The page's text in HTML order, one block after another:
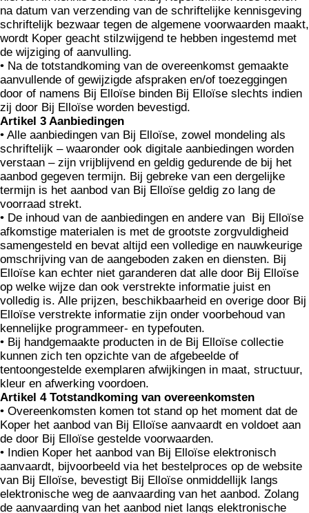
na datum van verzending van de schriftelijke kennisgeving
schriftelijk bezwaar tegen de algemene voorwaarden maakt,
wordt Koper geacht stilzwijgend te hebben ingestemd met
de wijziging of aanvulling.
• Na de totstandkoming van de overeenkomst gemaakte
aanvullende of gewijzigde afspraken en/of toezeggingen
door of namens Bij Elloïse binden Bij Elloïse slechts indien
zij door Bij Elloïse worden bevestigd.
Artikel 3 Aanbiedingen
• Alle aanbiedingen van Bij Elloïse, zowel mondeling als
schriftelijk – waaronder ook digitale aanbiedingen worden
verstaan – zijn vrijblijvend en geldig gedurende de bij het
aanbod gegeven termijn. Bij gebreke van een dergelijke
termijn is het aanbod van Bij Elloïse geldig zo lang de
voorraad strekt.
• De inhoud van de aanbiedingen en andere van Bij Elloïse
afkomstige materialen is met de grootste zorgvuldigheid
samengesteld en bevat altijd een volledige en nauwkeurige
omschrijving van de aangeboden zaken en diensten. Bij
Elloïse kan echter niet garanderen dat alle door Bij Elloïse
op welke wijze dan ook verstrekte informatie juist en
volledig is. Alle prijzen, beschikbaarheid en overige door Bij
Elloïse verstrekte informatie zijn onder voorbehoud van
kennelijke programmeer- en typefouten.
• Bij handgemaakte producten in de Bij Elloïse collectie
kunnen zich ten opzichte van de afgebeelde of
tentoongestelde exemplaren afwijkingen in maat, structuur,
kleur en afwerking voordoen.
Artikel 4 Totstandkoming van overeenkomsten
• Overeenkomsten komen tot stand op het moment dat de
Koper het aanbod van Bij Elloïse aanvaardt en voldoet aan
de door Bij Elloïse gestelde voorwaarden.
• Indien Koper het aanbod van Bij Elloïse elektronisch
aanvaardt, bijvoorbeeld via het bestelproces op de website
van Bij Elloïse, bevestigt Bij Elloïse onmiddellijk langs
elektronische weg de aanvaarding van het aanbod. Zolang
de aanvaarding van het aanbod niet langs elektronische